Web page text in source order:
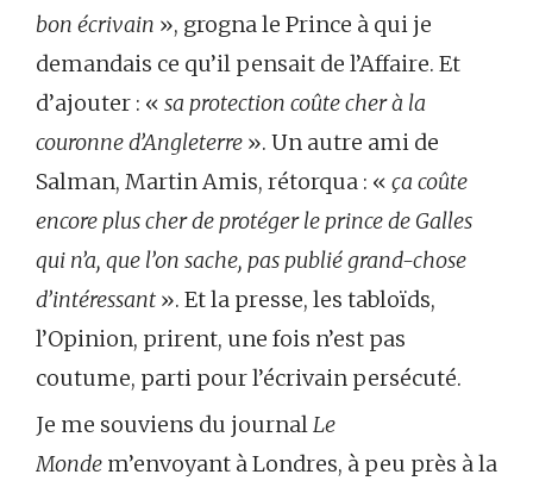
bon écrivain », grogna le Prince à qui je
demandais ce qu’il pensait de l’Affaire. Et
d’ajouter : « sa protection coûte cher à la
couronne d’Angleterre ». Un autre ami de
Salman, Martin Amis, rétorqua : « ça coûte
encore plus cher de protéger le prince de Galles
qui n’a, que l’on sache, pas publié grand-chose
d’intéressant ». Et la presse, les tabloïds,
l’Opinion, prirent, une fois n’est pas
coutume, parti pour l’écrivain persécuté.
Je me souviens du journalLe
Monde m’envoyant à Londres, à peu près à la